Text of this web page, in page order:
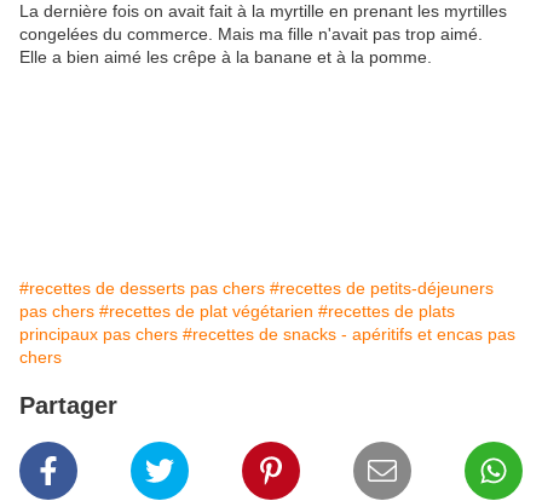
La dernière fois on avait fait à la myrtille en prenant les myrtilles
congelées du commerce. Mais ma fille n'avait pas trop aimé.
Elle a bien aimé les crêpe à la banane et à la pomme.
#recettes de desserts pas chers #recettes de petits-déjeuners
pas chers #recettes de plat végétarien #recettes de plats
principaux pas chers #recettes de snacks - apéritifs et encas pas
chers
Partager